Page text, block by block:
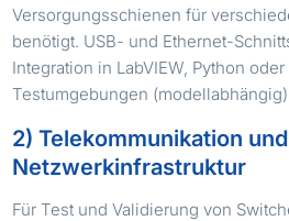
Versorgungsschienen für
benötigt. USB- und Ethernet-
Integration in LabVIEW, Python
Testumgebungen
2) Telekommunikation und
Netzwerkinfrastruktur
Für Test und Validierung von